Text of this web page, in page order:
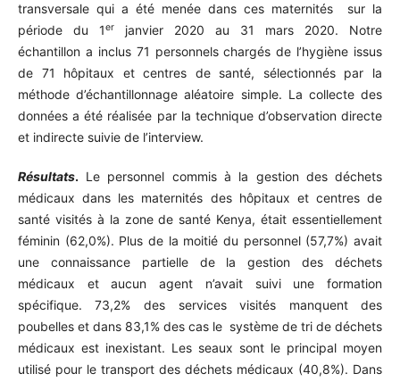
transversale qui a été menée dans ces maternités sur la
période du 1erjanvier 2020 au 31 mars 2020. Notre
échantillon a inclus 71 personnels chargés de l’hygiène issus
de 71 hôpitaux et centres de santé, sélectionnés par la
méthode d’échantillonnage aléatoire simple. La collecte des
données a été réalisée par la technique d’observation directe
et indirecte suivie de l’interview.
Résultats. Le personnel commis à la gestion des déchets
médicaux dans les maternités des hôpitaux et centres de
santé visités à la zone de santé Kenya, était essentiellement
féminin (62,0%). Plus de la moitié du personnel (57,7%) avait
une connaissance partielle de la gestion des déchets
médicaux et aucun agent n’avait suivi une formation
spécifique. 73,2% des services visités manquent des
poubelles et dans 83,1% des cas le système de tri de déchets
médicaux est inexistant. Les seaux sont le principal moyen
utilisé pour le transport des déchets médicaux (40,8%). Dans